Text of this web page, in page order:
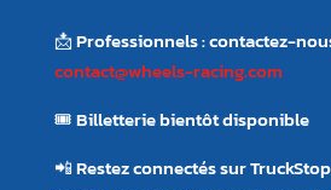
📩 Professionnels : contactez-
contact@wheels-racing.com
🎟️ Billetterie bientôt disponible
📲 Restez connectés sur